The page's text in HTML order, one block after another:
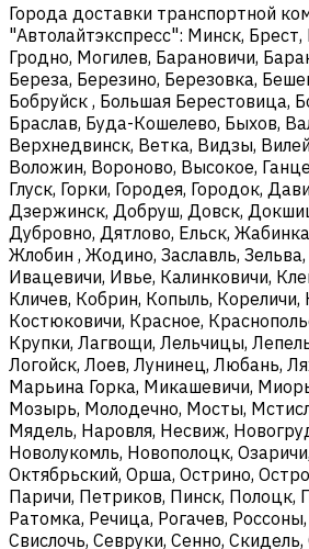
Города доставки транспортной
"Автолайтэкспресс": Минск, Брест,
Гродно, Могилев, Барановичи,
Береза, Березино, Березовка,
Бобруйск , Большая Берестовица,
Браслав, Буда-Кошелево, Быхов,
Верхнедвинск, Ветка, Видзы,
Воложин, Вороново, Высокое,
Глуск, Горки, Городея, Городок,
Дзержинск, Добруш, Довск,
Дубровно, Дятлово, Ельск,
Жлобин , Жодино, Заславль,
Ивацевичи, Ивье, Калинковичи,
Кличев, Кобрин, Копыль, Кореличи,
Костюковичи, Красное,
Крупки, Лагвощи, Лельчицы,
Логойск, Лоев, Лунинец, Любань,
Марьина Горка, Микашевичи,
Мозырь, Молодечно, Мосты,
Мядель, Наровля, Несвиж,
Новолукомль, Новополоцк,
Октябрьский, Орша, Острино,
Паричи, Петриков, Пинск, Полоцк,
Ратомка, Речица, Рогачев,
Свислочь, Севруки, Сенно,